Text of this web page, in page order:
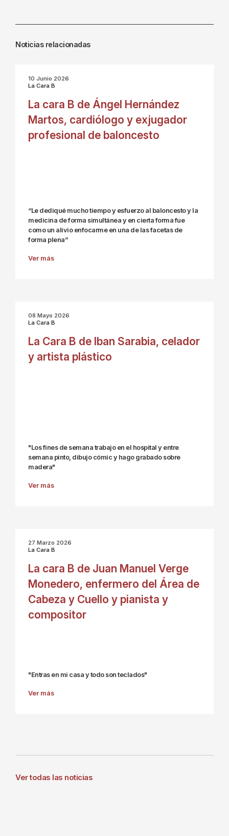
Noticias relacionadas
10 Junio 2026
La Cara B
La cara B de Ángel Hernández
Martos, cardiólogo y exjugador
profesional de baloncesto
“Le dediqué mucho tiempo y esfuerzo al baloncesto y la
medicina de forma simultánea y en cierta forma fue
como un alivio enfocarme en una de las facetas de
forma plena”
Ver más
08 Mayo 2026
La Cara B
La Cara B de Iban Sarabia, celador
y artista plástico
"Los fines de semana trabajo en el hospital y entre
semana pinto, dibujo cómic y hago grabado sobre
madera"
Ver más
27 Marzo 2026
La Cara B
La cara B de Juan Manuel Verge
Monedero, enfermero del Área de
Cabeza y Cuello y pianista y
compositor
"Entras en mi casa y todo son teclados"
Ver más
Ver todas las noticias